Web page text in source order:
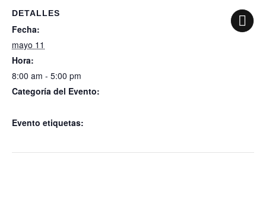
DETALLES
Fecha:
mayo 11
Hora:
8:00 am - 5:00 pm
Categoría del Evento:
Evento etiquetas: